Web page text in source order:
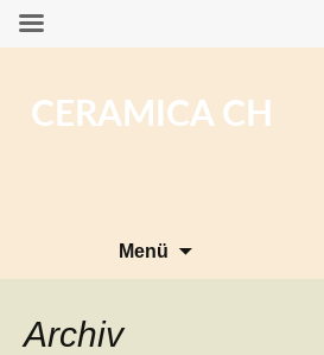
CERAMICA CH
Menü
Archiv